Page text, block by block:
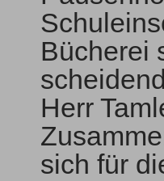
Bücherei
Herr
sich für